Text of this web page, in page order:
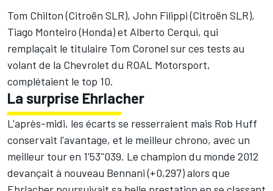
Tom Chilton (Citroën SLR), John Filippi (Citroën SLR),
Tiago Monteiro (Honda) et Alberto Cerqui, qui
remplaçait le titulaire Tom Coronel sur ces tests au
volant de la Chevrolet du ROAL Motorsport,
complétaient le top 10.
La surprise Ehrlacher
L'après-midi, les écarts se resserraient mais Rob Huff
conservait l'avantage, et le meilleur chrono, avec un
meilleur tour en 1'53''039. Le champion du monde 2012
devançait à nouveau Bennani (+0,297) alors que